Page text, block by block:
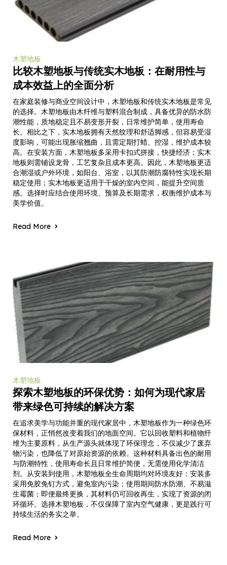
木塑地板
比较木塑地板与传统实木地板：在耐用性与
成本效益上的全面分析
在家庭装修与商业空间设计中，木塑地板和传统实木地板是常见
的选择。木塑地板由木纤维与塑料混合制成，具备优异的防水防
潮性能，质地稳定且不易变形开裂，日常维护简单，使用寿命
长。相比之下，实木地板拥有天然纹理和舒适脚感，但容易受湿
度影响，可能出现胀缩翘曲，且需定期打蜡、控湿，维护成本较
高。在安装方面，木塑地板多采用卡扣式拼接，快捷经济；实木
地板则需铺设龙骨，工艺复杂且成本更高。因此，木塑地板更适
合潮湿或户外环境，如阳台、浴室，以其防潮防腐特性实现长期
稳定使用；实木地板更适用于干燥的室内空间，能提升空间质
感。选择时应结合使用环境、预算及长期需求，权衡维护成本与
美学价值。
Read More
木塑地板
探索木塑地板的环保优势：如何为现代家居
带来绿色可持续的解决方案
在追求美学与功能并重的现代家居中，木塑地板作为一种绿色环
保材料，正悄然改变着我们的地面空间。它以回收塑料和植物纤
维为主要原料，从生产源头就体现了环保理念，不仅减少了废弃
物污染，也降低了对原始资源的依赖。这种材料具备出色的耐用
与防潮特性，使用寿命长且日常维护简便，无需使用化学清洁
剂。从安装到使用，木塑地板全生命周期均对环境友好：安装多
采用免胶免钉方式，避免室内污染；使用期间防水防潮、不易滋
生霉菌；即便最终更换，其材料仍可回收再生，实现了资源的闭
环循环。选择木塑地板，不仅保障了室内空气健康，更是践行可
持续生活的务实之举。
Read More